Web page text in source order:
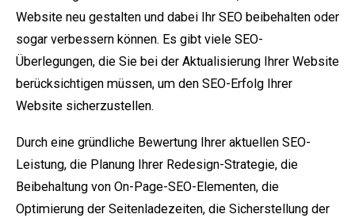
Website neu gestalten und dabei Ihr SEO beibehalten oder
sogar verbessern können. Es gibt viele SEO-
Überlegungen, die Sie bei der Aktualisierung Ihrer Website
berücksichtigen müssen, um den SEO-Erfolg Ihrer
Website sicherzustellen.
Durch eine gründliche Bewertung Ihrer aktuellen SEO-
Leistung, die Planung Ihrer Redesign-Strategie, die
Beibehaltung von On-Page-SEO-Elementen, die
Optimierung der Seitenladezeiten, die Sicherstellung der